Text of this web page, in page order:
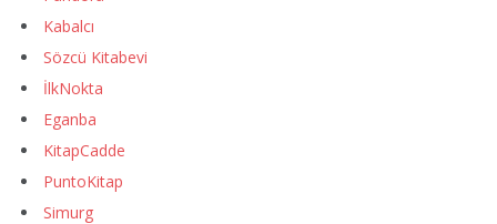
Kabalcı
Sözcü Kitabevi
İlkNokta
Eganba
KitapCadde
PuntoKitap
Simurg